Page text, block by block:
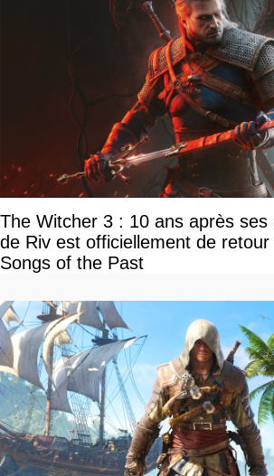
The Witcher 3 : 10 ans après ses
de Riv est officiellement de
Songs of the Past